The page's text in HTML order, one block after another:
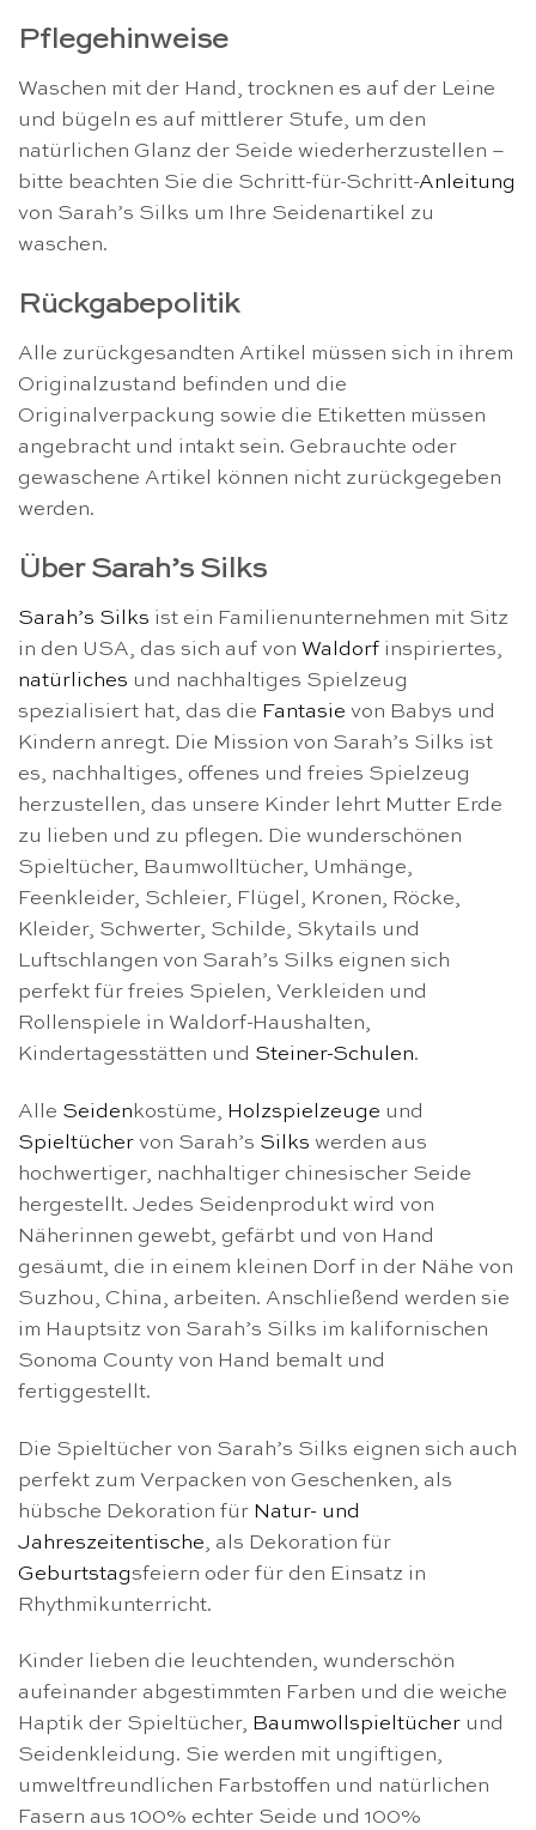
Pflegehinweise
Waschen mit der Hand, trocknen es auf der Leine
und bügeln es auf mittlerer Stufe, um den
natürlichen Glanz der Seide wiederherzustellen –
bitte beachten Sie die Schritt-für-Schritt-Anleitung
von Sarah’s Silks um Ihre Seidenartikel zu
waschen.
Rückgabepolitik
Alle zurückgesandten Artikel müssen sich in ihrem
Originalzustand befinden und die
Originalverpackung sowie die Etiketten müssen
angebracht und intakt sein. Gebrauchte oder
gewaschene Artikel können nicht zurückgegeben
werden.
Über Sarah’s Silks
Sarah’s Silks ist ein Familienunternehmen mit Sitz
in den USA, das sich auf von Waldorf inspiriertes,
natürliches und nachhaltiges Spielzeug
spezialisiert hat, das die Fantasie von Babys und
Kindern anregt. Die Mission von Sarah’s Silks ist
es, nachhaltiges, offenes und freies Spielzeug
herzustellen, das unsere Kinder lehrt Mutter Erde
zu lieben und zu pflegen. Die wunderschönen
Spieltücher, Baumwolltücher, Umhänge,
Feenkleider, Schleier, Flügel, Kronen, Röcke,
Kleider, Schwerter, Schilde, Skytails und
Luftschlangen von Sarah’s Silks eignen sich
perfekt für freies Spielen, Verkleiden und
Rollenspiele in Waldorf-Haushalten,
Kindertagesstätten und Steiner-Schulen.
Alle Seiden kostüme, Holzspielzeuge und
Spieltücher von Sarah’s Silks werden aus
hochwertiger, nachhaltiger chinesischer Seide
hergestellt. Jedes Seidenprodukt wird von
Näherinnen gewebt, gefärbt und von Hand
gesäumt, die in einem kleinen Dorf in der Nähe von
Suzhou, China, arbeiten. Anschließend werden sie
im Hauptsitz von Sarah’s Silks im kalifornischen
Sonoma County von Hand bemalt und
fertiggestellt.
Die Spieltücher von Sarah’s Silks eignen sich auch
perfekt zum Verpacken von Geschenken, als
hübsche Dekoration für Natur- und
Jahreszeitentische, als Dekoration für
Geburtstagsfeiern oder für den Einsatz in
Rhythmikunterricht.
Kinder lieben die leuchtenden, wunderschön
aufeinander abgestimmten Farben und die weiche
Haptik der Spieltücher, Baumwollspieltücher und
Seidenkleidung. Sie werden mit ungiftigen,
umweltfreundlichen Farbstoffen und natürlichen
Fasern aus 100% echter Seide und 100%